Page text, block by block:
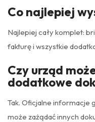
Co najlepiej
Najlepiej cały komplet:
fakturę i wszystkie
Czy urząd
dodatkowe
Tak. Oficjalne informacje
może zażądać innych